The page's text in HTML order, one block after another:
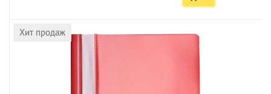
Хит продаж